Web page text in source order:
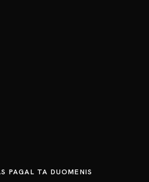
PAGAL TA DUOMENIS